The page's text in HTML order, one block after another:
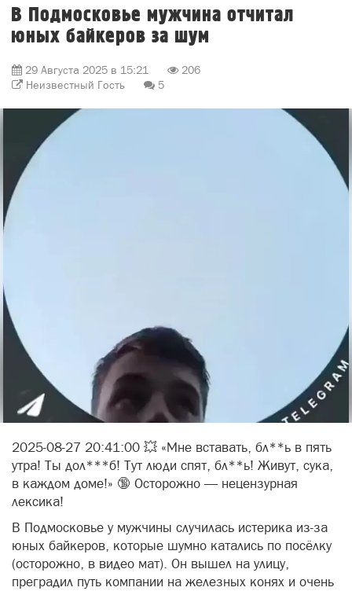
В Подмосковье мужчина отчитал
юных байкеров за шум
29 Августа 2025 в 15:21
206
Неизвестный Гость
5
2025-08-27 20:41:00 💥 «Мне вставать, бл**ь в пять
утра! Ты дол***б! Тут люди спят, бл**ь! Живут, сука,
в каждом доме!» 🔞 Осторожно — нецензурная
лексика!
В Подмосковье у мужчины случилась истерика из-за
юных байкеров, которые шумно катались по посёлку
(осторожно, в видео мат). Он вышел на улицу,
преградил путь компании на железных конях и очень